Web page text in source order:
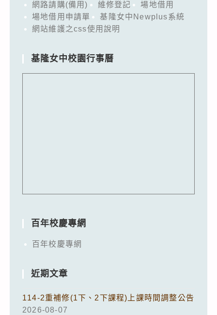
網路請購(備用)
維修登記
場地借用
場地借用申請單
基隆女中Newplus系統
網站維護之css使用說明
基隆女中校園行事曆
百年校慶專網
百年校慶專網
近期文章
114-2重補修(1下、2下課程)上課時間調整公告
2026-08-07